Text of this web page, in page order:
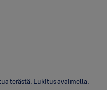
terästä. Lukitus avaimella.